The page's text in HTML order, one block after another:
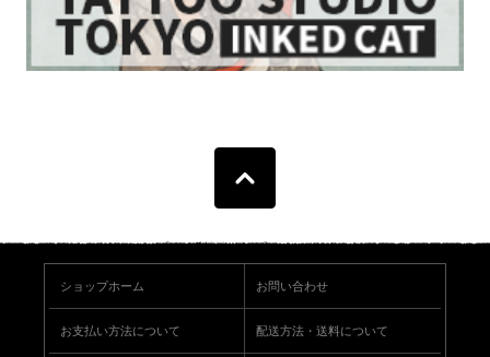
ショップホーム お問い合わせ
お支払い方法について 配送方法・送料について